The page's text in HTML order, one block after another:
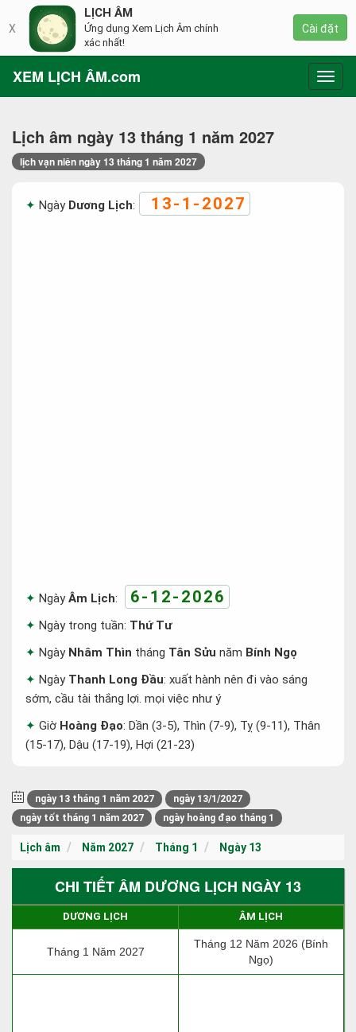
XEM LỊCH ÂM.com
Lịch âm ngày 13 tháng 1 năm 2027
lịch vạn niên ngày 13 tháng 1 năm 2027
Ngày Dương Lịch: 13-1-2027
NgàyÂm Lịch: 6-12-2026
Ngày trong tuần: Thứ Tư
Ngày Nhâm Thìn tháng Tân Sửu năm Bính Ngọ
Ngày Thanh Long Đầu: xuất hành nên đi vào sáng
sớm, cầu tài thắng lợi. mọi việc như ý
Giờ Hoàng Đạo: Dần (3-5), Thìn (7-9), Tỵ (9-11), Thân
(15-17), Dậu (17-19), Hợi (21-23)
ngày 13 tháng 1 năm 2027
ngày 13/1/2027
ngày tốt tháng 1 năm 2027
ngày hoàng đạo tháng 1
Lịch âm Năm 2027 Tháng 1 Ngày 13
CHI TIẾT ÂM DƯƠNG LỊCH NGÀY 13
DƯƠNG LỊCH ÂM LỊCH
Tháng 1 Năm 2027
Tháng 12 Năm 2026 (Bính
Ngọ)
X
LỊCH ÂM
Ứng dụng Xem Lịch Âm chính
xác nhất!
Cài đặt